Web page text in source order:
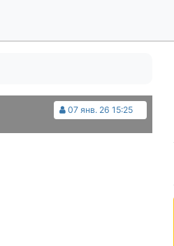
07 янв. 26 15:25